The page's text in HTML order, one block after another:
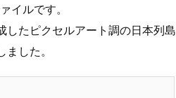
イルです。
したピクセルアート調の日本列
した。